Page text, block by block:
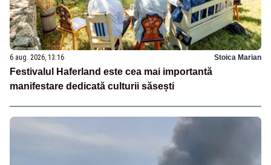
6 aug. 2026, 13:16 Stoica Marian
Festivalul Haferland este cea mai importantă
manifestare dedicată culturii săsești